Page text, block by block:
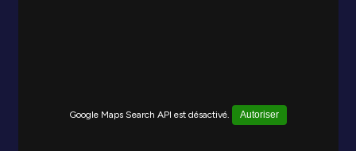
Google Maps Search API est désactivé. Autoriser